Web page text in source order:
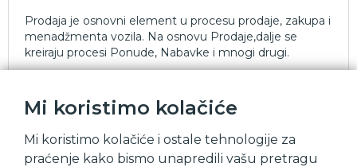
Mi koristimo kolačiće
Mi koristimo kolačiće i ostale tehnologije za
praćenje kako bismo unapredili vašu pretragu
Prodaja je osnovni element u procesu prodaje, zakupa i
menadžmenta vozila. Na osnovu Prodaje,dalje se
kreiraju procesi Ponude, Nabavke i mnogi drugi.